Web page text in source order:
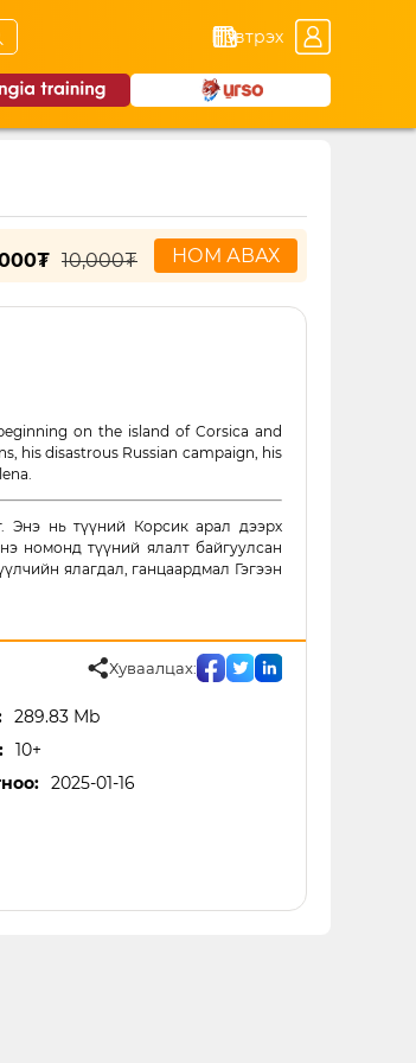
Нэвтрэх
10,000₮ НОМ АВАХ
on the island of Corsica and
his disastrous Russian campaign, his
Энэ нь түүний Корсик арал дээрх
номонд түүний ялалт байгуулсан
ялагдал, ганцаардмал Гэгээн
Хуваалцах:
289.83 Mb
10+
2025-01-16